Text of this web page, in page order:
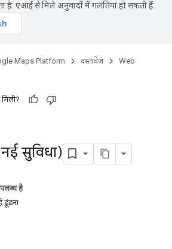
है. एआई से मिले अनुवादों में गलतियां हो सकती हैं.
Maps Platform दस्तावेज़
Web
सुविधा)
है
ढूंढना